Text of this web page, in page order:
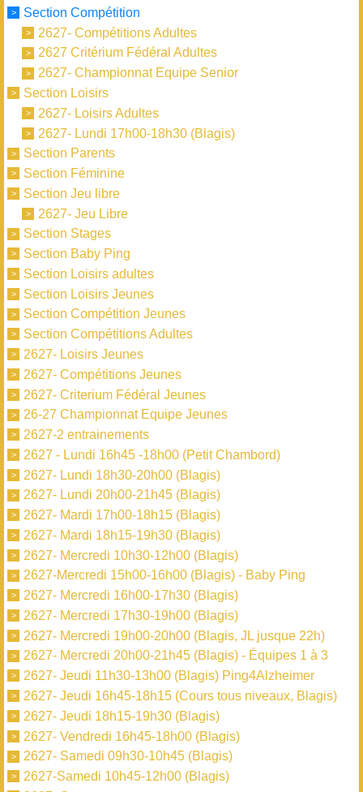
Section Compétition
2627- Compétitions Adultes
2627 Critérium Fédéral Adultes
2627- Championnat Equipe Senior
Section Loisirs
2627- Loisirs Adultes
2627- Lundi 17h00-18h30 (Blagis)
Section Parents
Section Féminine
Section Jeu libre
2627- Jeu Libre
Section Stages
Section Baby Ping
Section Loisirs adultes
Section Loisirs Jeunes
Section Compétition Jeunes
Section Compétitions Adultes
2627- Loisirs Jeunes
2627- Compétitions Jeunes
2627- Criterium Fédéral Jeunes
26-27 Championnat Equipe Jeunes
2627-2 entrainements
2627 - Lundi 16h45 -18h00 (Petit Chambord)
2627- Lundi 18h30-20h00 (Blagis)
2627- Lundi 20h00-21h45 (Blagis)
2627- Mardi 17h00-18h15 (Blagis)
2627- Mardi 18h15-19h30 (Blagis)
2627- Mercredi 10h30-12h00 (Blagis)
2627-Mercredi 15h00-16h00 (Blagis) - Baby Ping
2627- Mercredi 16h00-17h30 (Blagis)
2627- Mercredi 17h30-19h00 (Blagis)
2627- Mercredi 19h00-20h00 (Blagis, JL jusque 22h)
2627- Mercredi 20h00-21h45 (Blagis) - Équipes 1 à 3
2627- Jeudi 11h30-13h00 (Blagis) Ping4Alzheimer
2627- Jeudi 16h45-18h15 (Cours tous niveaux, Blagis)
2627- Jeudi 18h15-19h30 (Blagis)
2627- Vendredi 16h45-18h00 (Blagis)
2627- Samedi 09h30-10h45 (Blagis)
2627-Samedi 10h45-12h00 (Blagis)